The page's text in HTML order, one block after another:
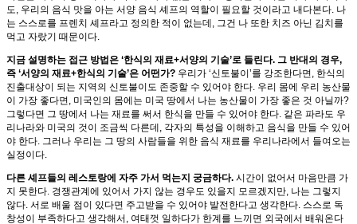
도, 우리의 음식 맛을 아는 서양 음식 셰프의 역할이 필요할 것이라고 내다본다. 나
는 스스로를 프렌치 셰프라고 정의한 적이 없는데, 그건 나 또한 치즈 아닌 김치를
먹고 자랐기 때문이다.
지금 설명하는 접근 방법은 ‘한식의 재료+서양의 기술’로 들린다. 그 반대의 경우,
즉 ‘서양의 재료+한식의 기술’은 어떤가? 우리가 ‘신토불이’를 강조한다면, 한식의
진출대상이 되는 지역의 신토불이도 존중할 수 있어야 한다. 우리 몸에 우리 농산물
이 가장 좋다면, 미국인의 몸에는 미국 땅에서 나는 농산물이 가장 좋은 것 아닐까?
그렇다면 그 땅에서 나는 재료를 써서 한식을 만들 수 있어야 한다. 같은 파라도 우
리나라와 미국의 것이 조금씩 다른데, 각자의 특성을 이해하고 음식을 만들 수 있어
야 한다. 그러나 우리는 그 땅의 사람들을 위한 음식 재료를 우리나라에서 들여오는
실정이다.
다른 셰프들의 레스토랑에 자주 가서 먹는지 궁금하다. 시간이 없어서 마음만큼 가
지 못한다. 경쟁관계에 있어서 가지 않는 경우도 있을지 모르겠지만, 나는 그렇지
않다. 서로 배울 점이 있다면 주고받을 수 있어야 발전한다고 생각한다. 스스로 독
창성이 부족하다고 생각해서, 여태껏 일하다가 한계를 느끼면 외국에서 배워온다